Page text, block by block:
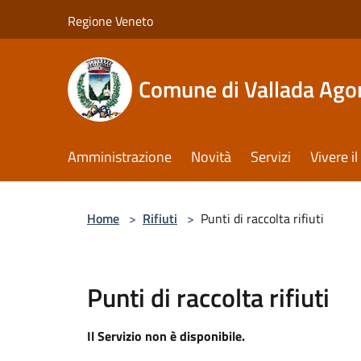
Regione Veneto
Comune di Vallada
Amministrazione Novità Servizi Vivere
Home > Rifiuti > Punti di raccolta rifiuti
Punti di raccolta rifiuti
Il Servizio non è disponibile.